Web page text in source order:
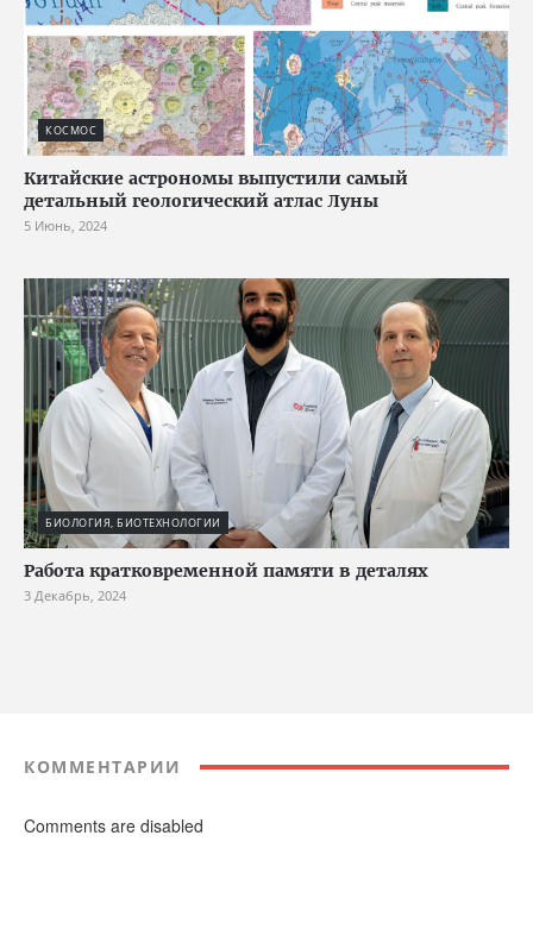
КОСМОС
Китайские астрономы выпустили самый
детальный геологический атлас Луны
5 Июнь, 2024
БИОЛОГИЯ, БИОТЕХНОЛОГИИ
Работа кратковременной памяти в деталях
3 Декабрь, 2024
КОММЕНТАРИИ
Comments are disabled